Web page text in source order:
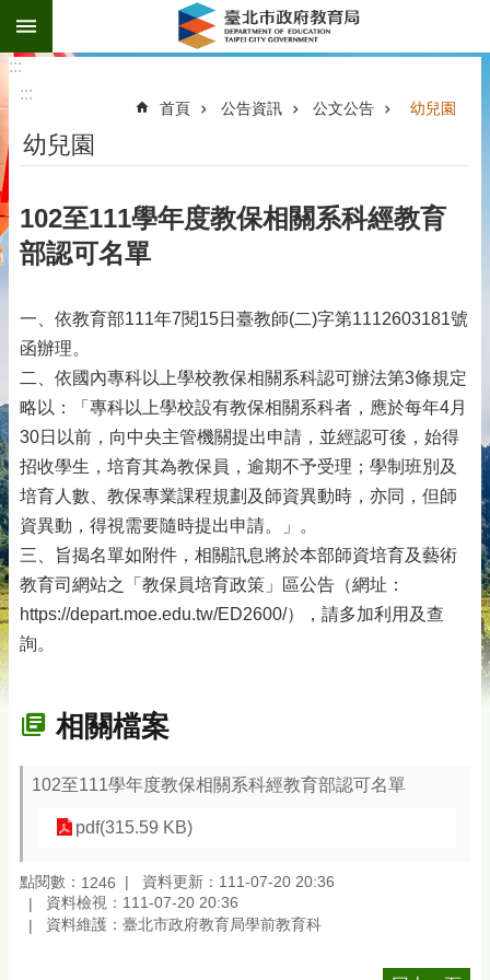
跳到主要內容區塊
:::
:::
首頁 公告資訊 公文公告 幼兒園
幼兒園
102至111學年度教保相關系科經教育
部認可名單
一、依教育部111年7閱15日臺教師(二)字第1112603181號
函辦理。
二、依國內專科以上學校教保相關系科認可辦法第3條規定
略以：「專科以上學校設有教保相關系科者，應於每年4月
30日以前，向中央主管機關提出申請，並經認可後，始得
招收學生，培育其為教保員，逾期不予受理；學制班別及
培育人數、教保專業課程規劃及師資異動時，亦同，但師
資異動，得視需要隨時提出申請。」。
三、旨揭名單如附件，相關訊息將於本部師資培育及藝術
教育司網站之「教保員培育政策」區公告（網址：
https://depart.moe.edu.tw/ED2600/），請多加利用及查
詢。
相關檔案
102至111學年度教保相關系科經教育部認可名單
pdf(315.59 KB)
點閱數： 1246
資料更新：111-07-20 20:36
資料檢視：111-07-20 20:36
資料維護：臺北市政府教育局學前教育科